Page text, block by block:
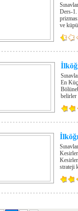
Ders-1.
ve
En
belirler
strateji